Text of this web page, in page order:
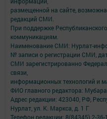
размещенной на сайте,
редакций СМИ.
При поддержке
коммуникациям.
Наименование СМИ: Нурлат-⁠
№ записи о регистрации СМИ,
СМИ зарегистрированно
связи,
информационных технологий и
ФИО главного редактора:
Адрес редакции: 423040, РФ,
Нурлат, ул. К. Маркса, д. 1 Г
Телефон редакции: 8(84345) 2-36-